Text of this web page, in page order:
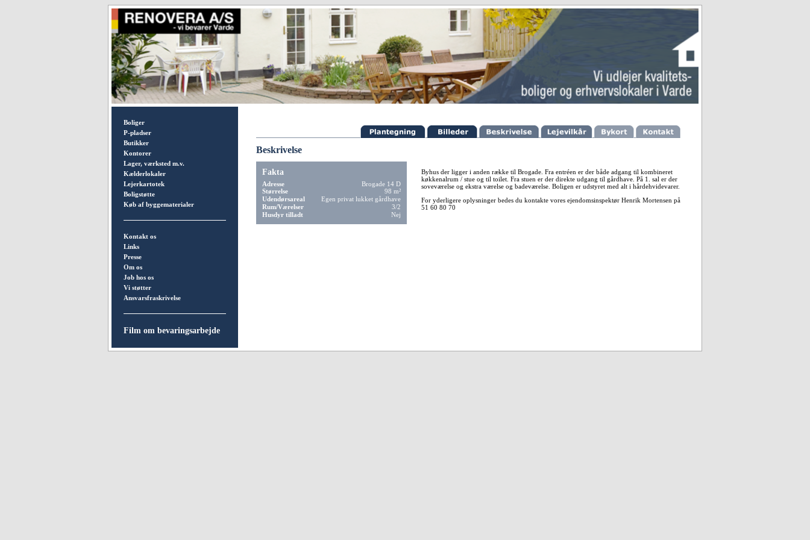
Boliger
P-pladser
Butikker
Kontorer
Lager, værksted m.v.
Kælderlokaler
Lejerkartotek
Boligstøtte
Køb af byggematerialer
Kontakt os
Links
Presse
Om os
Job hos os
Vi støtter
Ansvarsfraskrivelse
Film om bevaringsarbejde
Beskrivelse
Fakta
Adresse
Brogade 14 D
Størrelse
98 m²
Udendørsareal
Egen privat lukket gårdhave
Rum/Værelser
3/2
Husdyr tilladt
Nej
Byhus der ligger i anden række til Brogade. Fra entréen er der både adgang til kombineret
køkkenalrum / stue og til toilet. Fra stuen er der direkte udgang til gårdhave. På 1. sal er der
soveværelse og ekstra værelse og badeværelse. Boligen er udstyret med alt i hårdehvidevarer.
For yderligere oplysninger bedes du kontakte vores ejendomsinspektør Henrik Mortensen på
51 60 80 70